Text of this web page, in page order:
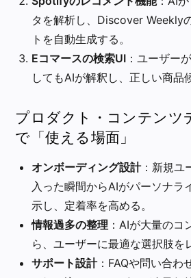
タを解析し、Discover Weekly
トを自動生成する。
Eコマースの検索UI ：ユーザー
してもAIが解釈し、正しい商品
プロダクト・コンテンツ
で「使える場面」
オンボーディング設計：新規ユ
入った瞬間からAIがパーソナラ
示し、定着率を高める。
情報過多の整理 ：AIが大量のコ
ら、ユーザーに最適な選択肢を
サポート設計：FAQや問い合わ